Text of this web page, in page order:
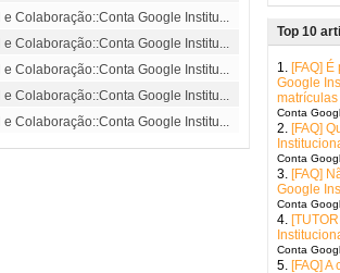
Top 10
1. [FAQ]
Google
Conta
2. [FAQ]
Conta
3. [FAQ]
Google
Conta
4.
Conta
5. [FAQ]
e Colaboração::Conta Google Institu...
e Colaboração::Conta Google Institu...
e Colaboração::Conta Google Institu...
e Colaboração::Conta Google Institu...
e Colaboração::Conta Google Institu...